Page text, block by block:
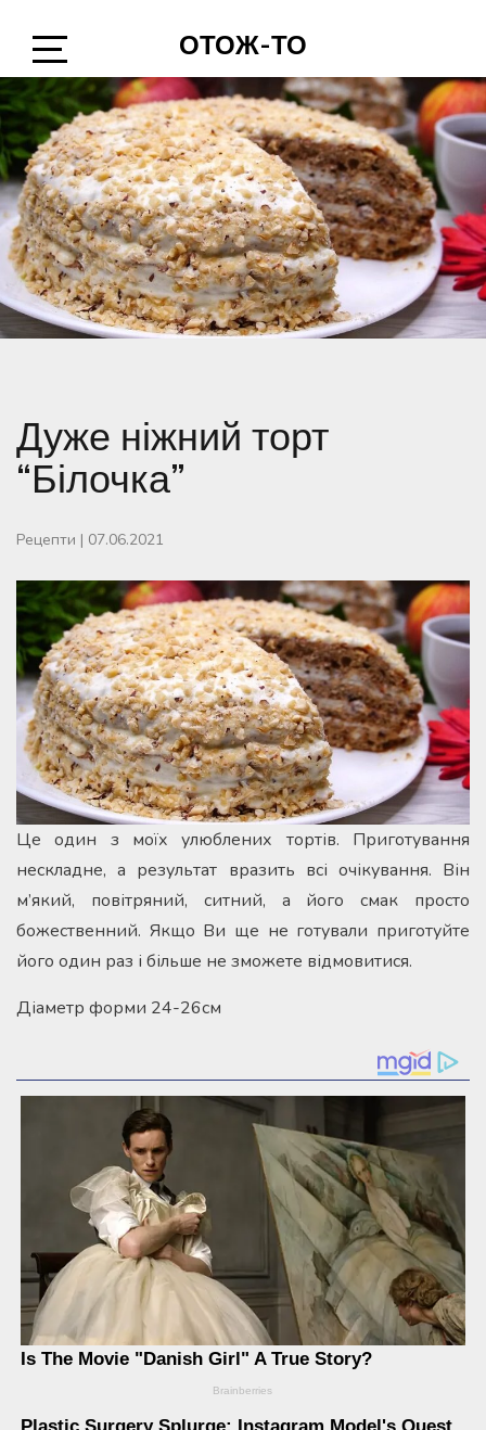
content
Open
Sidebar
ОТОЖ-ТО
Дуже ніжний торт
“Білочка”
Рецепти | 07.06.2021
Це один з моїх улюблених тортів. Приготування
нескладне, а результат вразить всі очікування. Він
м’який, повітряний, ситний, а його смак просто
божественний. Якщо Ви ще не готували приготуйте
його один раз і більше не зможете відмовитися.
Діаметр форми 24-26см